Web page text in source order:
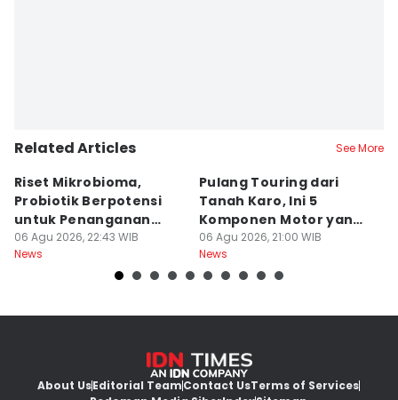
Related Articles See More
Riset Mikrobioma,
Probiotik Berpotensi
untuk Penanganan
Jerawat
06 Agu 2026, 22:43 WIB
News
Pulang Touring dari
Tanah Karo, Ini 5
Komponen Motor yang
Wajib Dicek
06 Agu 2026, 21:00 WIB
News
About UsEditorial TeamContact UsTerms of Services